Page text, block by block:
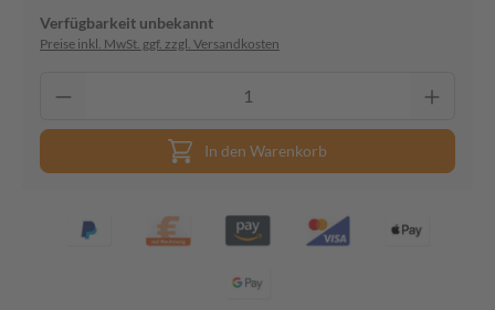
Verfügbarkeit unbekannt
Preise inkl. MwSt. ggf. zzgl. Versandkosten
In den Warenkorb